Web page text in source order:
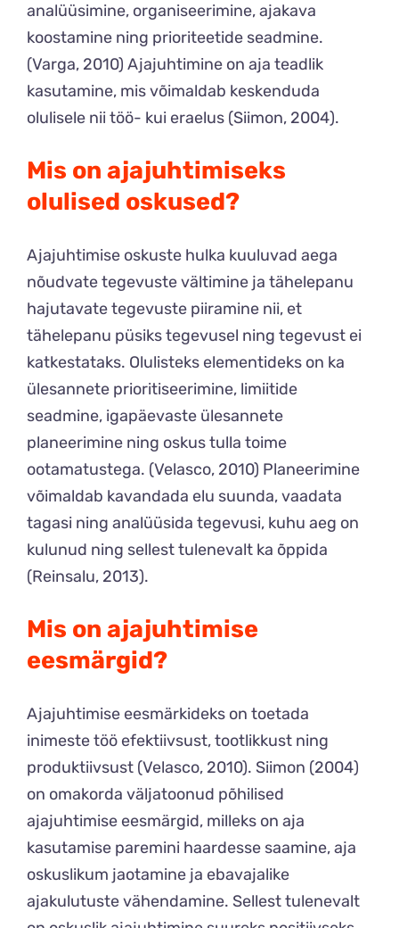
analüüsimine, organiseerimine, ajakava
koostamine ning prioriteetide seadmine.
(Varga, 2010) Ajajuhtimine on aja teadlik
kasutamine, mis võimaldab keskenduda
olulisele nii töö- kui eraelus (Siimon, 2004).
Mis on ajajuhtimiseks
olulised oskused?
Ajajuhtimise oskuste hulka kuuluvad aega
nõudvate tegevuste vältimine ja tähelepanu
hajutavate tegevuste piiramine nii, et
tähelepanu püsiks tegevusel ning tegevust ei
katkestataks. Olulisteks elementideks on ka
ülesannete prioritiseerimine, limiitide
seadmine, igapäevaste ülesannete
planeerimine ning oskus tulla toime
ootamatustega. (Velasco, 2010) Planeerimine
võimaldab kavandada elu suunda, vaadata
tagasi ning analüüsida tegevusi, kuhu aeg on
kulunud ning sellest tulenevalt ka õppida
(Reinsalu, 2013).
Mis on ajajuhtimise
eesmärgid?
Ajajuhtimise eesmärkideks on toetada
inimeste töö efektiivsust, tootlikkust ning
produktiivsust (Velasco, 2010). Siimon (2004)
on omakorda väljatoonud põhilised
ajajuhtimise eesmärgid, milleks on aja
kasutamise paremini haardesse saamine, aja
oskuslikum jaotamine ja ebavajalike
ajakulutuste vähendamine. Sellest tulenevalt